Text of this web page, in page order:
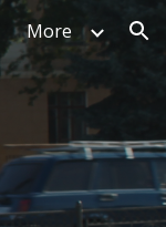
More